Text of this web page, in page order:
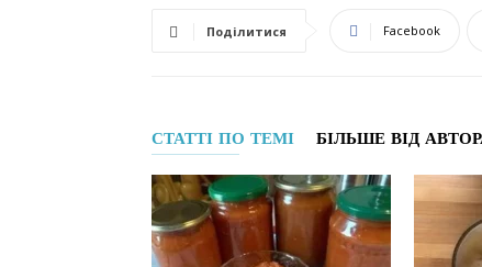
Поділитися Facebook
СТАТТІ ПО ТЕМІ БІЛЬШЕ ВІД